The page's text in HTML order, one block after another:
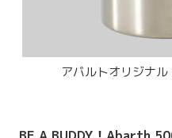
アバルトオリジナ